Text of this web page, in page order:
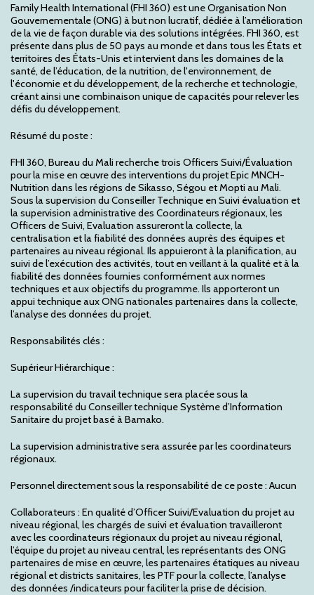
Family Health International (FHI 360) est une Organisation Non
Gouvernementale (ONG) à but non lucratif, dédiée à l’amélioration
de la vie de façon durable via des solutions intégrées. FHI 360, est
présente dans plus de 50 pays au monde et dans tous les États et
territoires des États-Unis et intervient dans les domaines de la
santé, de l’éducation, de la nutrition, de l'environnement, de
l'économie et du développement, de la recherche et technologie,
créant ainsi une combinaison unique de capacités pour relever les
défis du développement.
Résumé du poste :
FHI 360, Bureau du Mali recherche trois Officers Suivi/Évaluation
pour la mise en œuvre des interventions du projet Epic MNCH-
Nutrition dans les régions de Sikasso, Ségou et Mopti au Mali.
Sous la supervision du Conseiller Technique en Suivi évaluation et
la supervision administrative des Coordinateurs régionaux, les
Officers de Suivi, Evaluation assureront la collecte, la
centralisation et la fiabilité des données auprès des équipes et
partenaires au niveau régional. Ils appuieront à la planification, au
suivi de l’exécution des activités, tout en veillant à la qualité et à la
fiabilité des données fournies conformément aux normes
techniques et aux objectifs du programme. Ils apporteront un
appui technique aux ONG nationales partenaires dans la collecte,
l’analyse des données du projet.
Responsabilités clés :
Supérieur Hiérarchique :
La supervision du travail technique sera placée sous la
responsabilité du Conseiller technique Système d’Information
Sanitaire du projet basé à Bamako.
La supervision administrative sera assurée par les coordinateurs
régionaux.
Personnel directement sous la responsabilité de ce poste : Aucun
Collaborateurs : En qualité d’Officer Suivi/Evaluation du projet au
niveau régional, les chargés de suivi et évaluation travailleront
avec les coordinateurs régionaux du projet au niveau régional,
l’équipe du projet au niveau central, les représentants des ONG
partenaires de mise en œuvre, les partenaires étatiques au niveau
régional et districts sanitaires, les PTF pour la collecte, l’analyse
des données /indicateurs pour faciliter la prise de décision.